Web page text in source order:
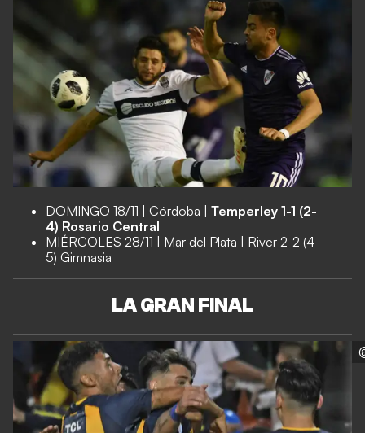
DOMINGO 18/11 | Córdoba | Temperley 1-1 (2-
4) Rosario Central
MIÉRCOLES 28/11 | Mar del Plata | River 2-2 (4-
5) Gimnasia
LA GRAN FINAL